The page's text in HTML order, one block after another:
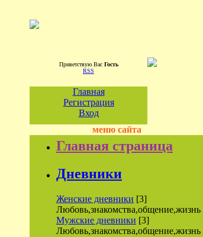
Приветствую Вас Гость
RSS
Главная
Регистрация
Вход
меню сайта
Главная страница
Дневники
Женские дневники [3]
Любовь,знакомства,общение,жизнь
Мужские дневники [3]
Любовь,знакомства,общение,жизнь